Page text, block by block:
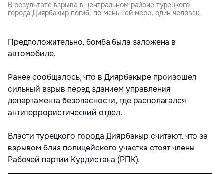
В результате взрыва в центральном районе турецкого
города Диярбакыр погиб, по меньшей мере, один человек.
Предположительно, бомба была заложена в
автомобиле.
Ранее сообщалось, что в Диярбакыре произошел
сильный взрыв перед зданием управления
департамента безопасности, где располагался
антитеррористический отдел.
Власти турецкого города Диярбакыр считают, что за
взрывом близ полицейского участка стоят члены
Рабочей партии Курдистана (РПК).